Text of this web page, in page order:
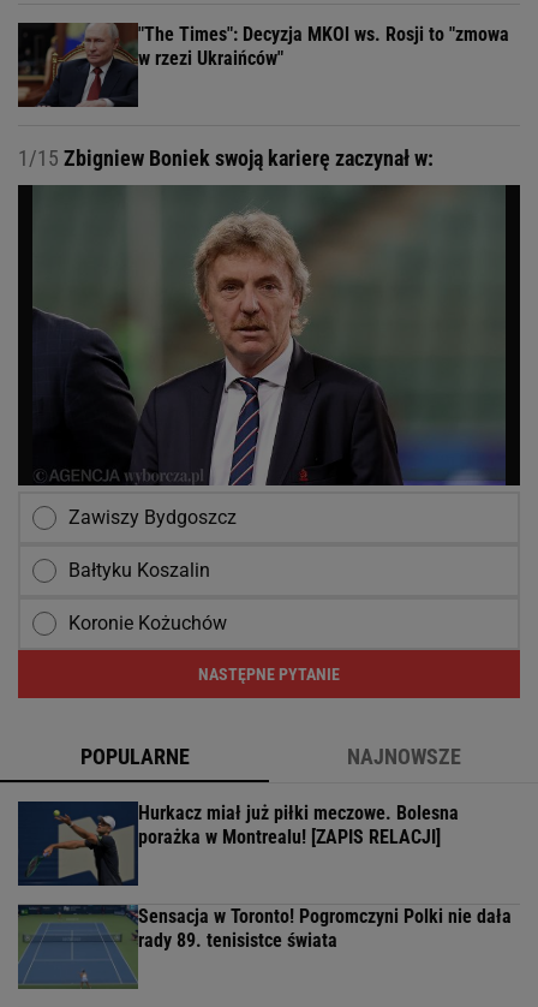
"The Times": Decyzja MKOl ws. Rosji to "zmowa
w rzezi Ukraińców"
1/15 Zbigniew Boniek swoją karierę zaczynał w:
Zawiszy Bydgoszcz
Bałtyku Koszalin
Koronie Kożuchów
NASTĘPNE PYTANIE
POPULARNE NAJNOWSZE
Hurkacz miał już piłki meczowe. Bolesna
porażka w Montrealu! [ZAPIS RELACJI]
Sensacja w Toronto! Pogromczyni Polki nie dała
rady 89. tenisistce świata